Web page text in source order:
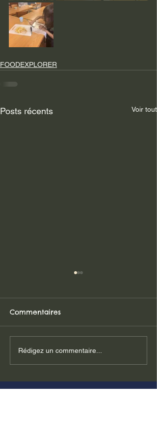
FOODEXPLORER
Posts récents Voir tout
Visite et récolte des
lègumes
Commentaires
Rédigez un commentaire...